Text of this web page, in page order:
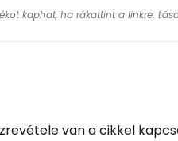
kaphat, ha rákattint a linkre.
van a cikkel